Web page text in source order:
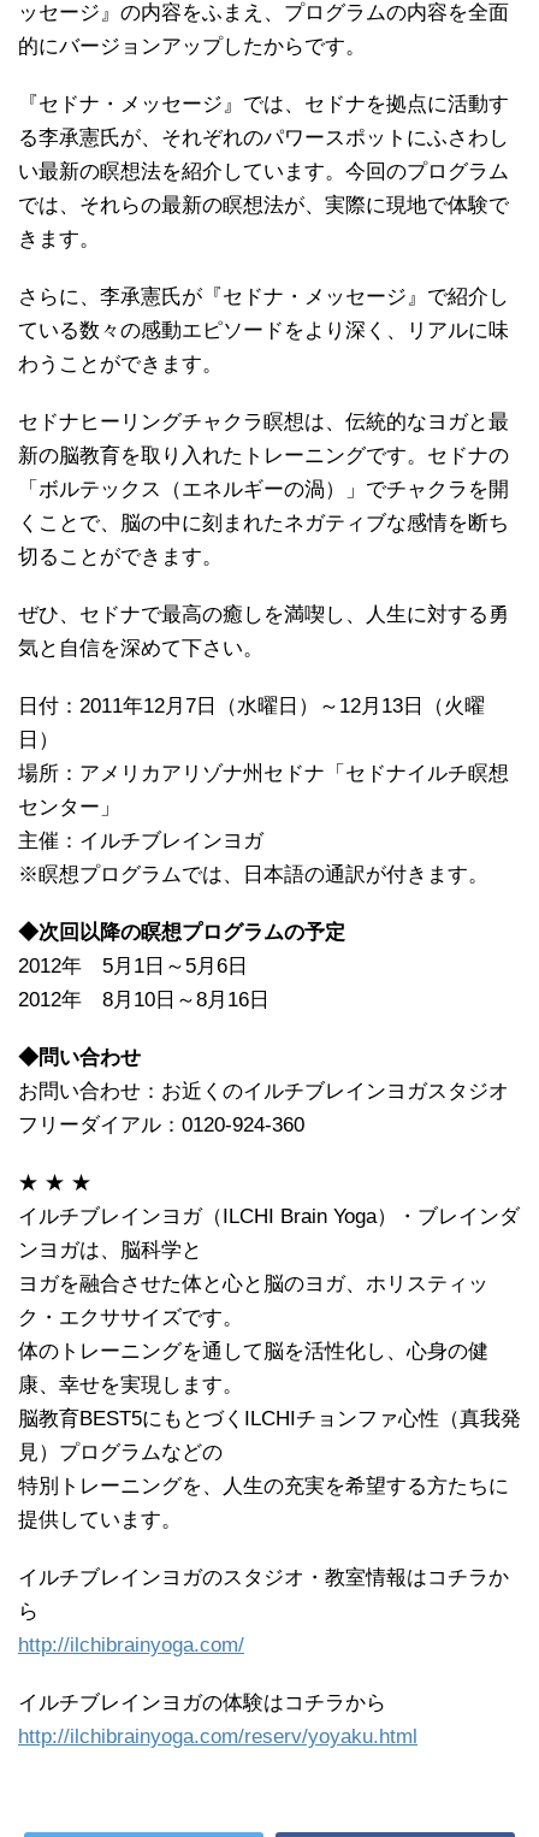
ッセージ』の内容をふまえ、プログラムの内容を全面
的にバージョンアップしたからです。
『セドナ・メッセージ』では、セドナを拠点に活動す
る李承憲氏が、それぞれのパワースポットにふさわし
い最新の瞑想法を紹介しています。今回のプログラム
では、それらの最新の瞑想法が、実際に現地で体験で
きます。
さらに、李承憲氏が『セドナ・メッセージ』で紹介し
ている数々の感動エピソードをより深く、リアルに味
わうことができます。
セドナヒーリングチャクラ瞑想は、伝統的なヨガと最
新の脳教育を取り入れたトレーニングです。セドナの
「ボルテックス（エネルギーの渦）」でチャクラを開
くことで、脳の中に刻まれたネガティブな感情を断ち
切ることができます。
ぜひ、セドナで最高の癒しを満喫し、人生に対する勇
気と自信を深めて下さい。
日付：2011年12月7日（水曜日）～12月13日（火曜
日）
場所：アメリカアリゾナ州セドナ「セドナイルチ瞑想
センター」
主催：イルチブレインヨガ
※瞑想プログラムでは、日本語の通訳が付きます。
◆次回以降の瞑想プログラムの予定
2012年 5月1日～5月6日
2012年 8月10日～8月16日
◆問い合わせ
お問い合わせ：お近くのイルチブレインヨガスタジオ
フリーダイアル：0120-924-360
★ ★ ★
イルチブレインヨガ（ILCHI Brain Yoga）・ブレインダ
ンヨガは、脳科学と
ヨガを融合させた体と心と脳のヨガ、ホリスティッ
ク・エクササイズです。
体のトレーニングを通して脳を活性化し、心身の健
康、幸せを実現します。
脳教育BEST5にもとづくILCHIチョンファ心性（真我発
見）プログラムなどの
特別トレーニングを、人生の充実を希望する方たちに
提供しています。
イルチブレインヨガのスタジオ・教室情報はコチラか
ら
http://ilchibrainyoga.com/
イルチブレインヨガの体験はコチラから
http://ilchibrainyoga.com/reserv/yoyaku.html